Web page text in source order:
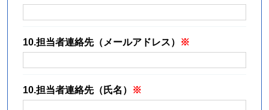
10.担当者連絡先（メールアドレス）
10.担当者連絡先（氏名）